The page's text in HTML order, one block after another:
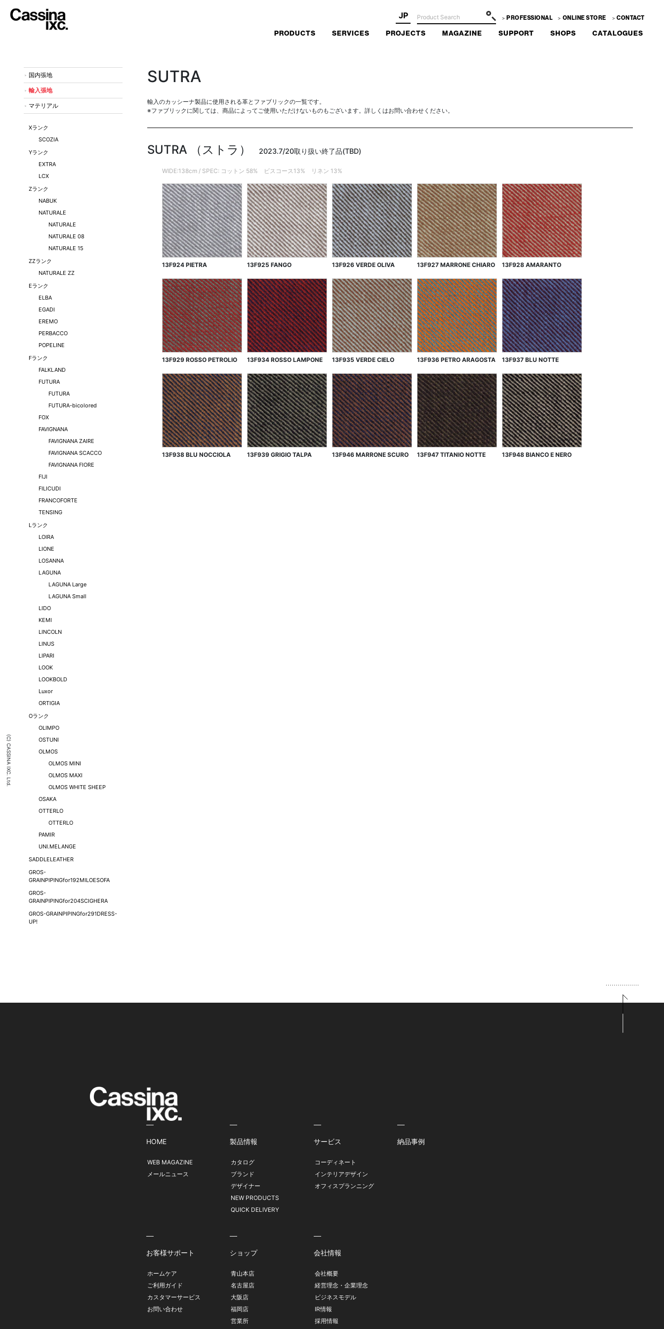
JP PROFESSIONAL ONLINE STORE CONTACT
PRODUCTS SERVICES PROJECTS MAGAZINE SUPPORT SHOPS CATALOGUES
(C) CASSINA IXC. Ltd.
SUTRA
輸入のカッシーナ製品に使用される革とファブリックの一覧です。
※ファブリックに関しては、商品によってご使用いただけないものもございます。詳しくはお問い合わせください。
SUTRA （ストラ） 2023.7/20取り扱い終了品(TBD)
WIDE:138cm / SPEC: コットン 58% ビスコース13% リネン 13%
13F924 PIETRA 13F925 FANGO 13F926 VERDE OLIVA 13F927 MARRONE CHIARO 13F928 AMARANTO
13F929 ROSSO PETROLIO 13F934 ROSSO LAMPONE 13F935 VERDE CIELO 13F936 PETRO ARAGOSTA 13F937 BLU NOTTE
13F938 BLU NOCCIOLA 13F939 GRIGIO TALPA 13F946 MARRONE SCURO 13F947 TITANIO NOTTE 13F948 BIANCO E NERO
国内張地
輸入張地
マテリアル
Xランク
SCOZIA
Yランク
EXTRA
LCX
Zランク
NABUK
NATURALE
NATURALE
NATURALE 08
NATURALE 15
ZZランク
NATURALE ZZ
Eランク
ELBA
EGADI
EREMO
PERBACCO
POPELINE
Fランク
FALKLAND
FUTURA
FUTURA
FUTURA-bicolored
FOX
FAVIGNANA
FAVIGNANA ZAIRE
FAVIGNANA SCACCO
FAVIGNANA FIORE
FIJI
FILICUDI
FRANCOFORTE
TENSING
Lランク
LOIRA
LIONE
LOSANNA
LAGUNA
LAGUNA Large
LAGUNA Small
LIDO
KEMI
LINCOLN
LINUS
LIPARI
LOOK
LOOKBOLD
Luxor
ORTIGIA
Oランク
OLIMPO
OSTUNI
OLMOS
OLMOS MINI
OLMOS MAXI
OLMOS WHITE SHEEP
OSAKA
OTTERLO
OTTERLO
PAMIR
UNI.MELANGE
SADDLELEATHER
GROS-
GRAINPIPINGfor192MILOESOFA
GROS-
GRAINPIPINGfor204SCIGHERA
GROS-GRAINPIPINGfor291DRESS-
UP!
HOME
WEB MAGAZINE
メールニュース
製品情報
カタログ
ブランド
デザイナー
NEW PRODUCTS
QUICK DELIVERY
サービス
コーディネート
インテリアデザイン
オフィスプランニング
納品事例
お客様サポート
ホームケア
ご利用ガイド
カスタマーサービス
お問い合わせ
ショップ
青山本店
名古屋店
大阪店
福岡店
営業所
会社情報
会社概要
経営理念・企業理念
ビジネスモデル
IR情報
採用情報